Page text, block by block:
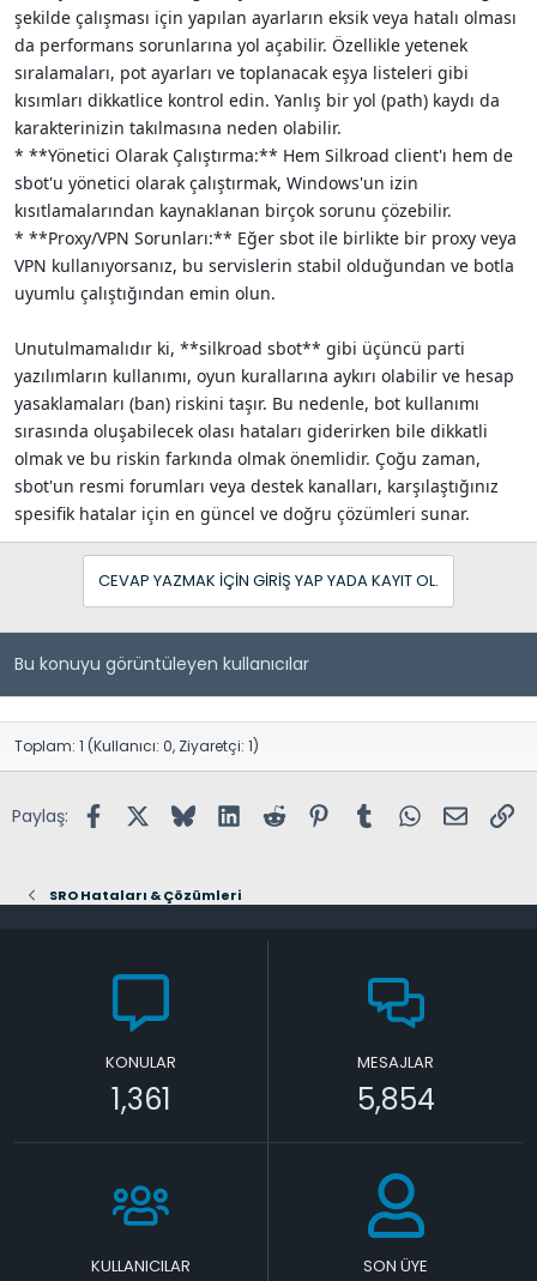
şekilde çalışması için yapılan ayarların eksik veya hatalı olması
da performans sorunlarına yol açabilir. Özellikle yetenek
sıralamaları, pot ayarları ve toplanacak eşya listeleri gibi
kısımları dikkatlice kontrol edin. Yanlış bir yol (path) kaydı da
karakterinizin takılmasına neden olabilir.
* **Yönetici Olarak Çalıştırma:** Hem Silkroad client'ı hem de
sbot'u yönetici olarak çalıştırmak, Windows'un izin
kısıtlamalarından kaynaklanan birçok sorunu çözebilir.
* **Proxy/VPN Sorunları:** Eğer sbot ile birlikte bir proxy veya
VPN kullanıyorsanız, bu servislerin stabil olduğundan ve botla
uyumlu çalıştığından emin olun.
Unutulmamalıdır ki, **silkroad sbot** gibi üçüncü parti
yazılımların kullanımı, oyun kurallarına aykırı olabilir ve hesap
yasaklamaları (ban) riskini taşır. Bu nedenle, bot kullanımı
sırasında oluşabilecek olası hataları giderirken bile dikkatli
olmak ve bu riskin farkında olmak önemlidir. Çoğu zaman,
sbot'un resmi forumları veya destek kanalları, karşılaştığınız
spesifik hatalar için en güncel ve doğru çözümleri sunar.
CEVAP YAZMAK IÇIN GIRIŞ YAP YADA KAYIT OL.
Bu konuyu görüntüleyen kullanıcılar
Toplam: 1 (Kullanıcı: 0, Ziyaretçi: 1)
Paylaş: FacebookX (Twitter)
BlueskyLinkedInReddit PinterestTumblr WhatsApp
E-posta
SRO Hataları & Çözümleri
KONULAR
1,361
MESAJLAR
5,854
KULLANICILAR SON ÜYE